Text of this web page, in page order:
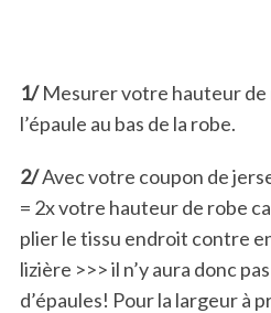
1/Mesurer votre hauteur de
l’épaule au bas de la robe.
2/Avec votre coupon de
= 2x votre hauteur de robe
plier le tissu endroit contre
lizière >>> il n’y aura donc
d’épaules! Pour la largeur à